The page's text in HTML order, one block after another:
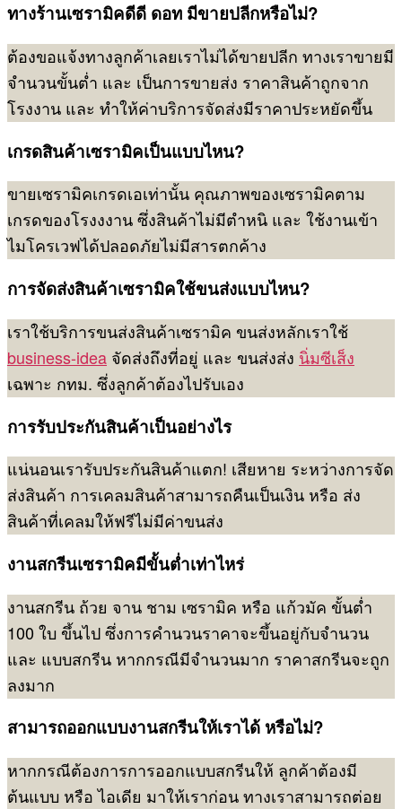
ทางร้านเซรามิคดีดี ดอท มีขายปลีกหรือไม่?
ต้องขอแจ้งทางลูกค้าเลยเราไม่ได้ขายปลีก ทางเราขายมี
จำนวนขั้นต่ำ และ เป็นการขายส่ง ราคาสินค้าถูกจาก
โรงงาน และ ทำให้ค่าบริการจัดส่งมีราคาประหยัดขึ้น
เกรดสินค้าเซรามิคเป็นแบบไหน?
ขายเซรามิคเกรดเอเท่านั้น คุณภาพของเซรามิคตาม
เกรดของโรงงงาน ซึ่งสินค้าไม่มีตำหนิ และ ใช้งานเข้า
ไมโครเวฟได้ปลอดภัยไม่มีสารตกค้าง
การจัดส่งสินค้าเซรามิคใช้ขนส่งแบบไหน?
เราใช้บริการขนส่งสินค้าเซรามิค ขนส่งหลักเราใช้
business-idea จัดส่งถึงที่อยู่ และ ขนส่งส่ง นิ่มซีเส็ง
เฉพาะ กทม. ซึ่งลูกค้าต้องไปรับเอง
การรับประกันสินค้าเป็นอย่างไร
แน่นอนเรารับประกันสินค้าแตก! เสียหาย ระหว่างการจัด
ส่งสินค้า การเคลมสินค้าสามารถคืนเป็นเงิน หรือ ส่ง
สินค้าที่เคลมให้ฟรีไม่มีค่าขนส่ง
งานสกรีนเซรามิคมีขั้นต่ำเท่าไหร่
งานสกรีน ถ้วย จาน ชาม เซรามิค หรือ แก้วมัค ขั้นต่ำ
100 ใบ ขึ้นไป ซึ่งการคำนวนราคาจะขึ้นอยู่กับจำนวน
และ แบบสกรีน หากกรณีมีจำนวนมาก ราคาสกรีนจะถูก
ลงมาก
สามารถออกแบบงานสกรีนให้เราได้ หรือไม่?
หากกรณีต้องการการออกแบบสกรีนให้ ลูกค้าต้องมี
ต้นแบบ หรือ ไอเดีย มาให้เราก่อน ทางเราสามารถต่อย